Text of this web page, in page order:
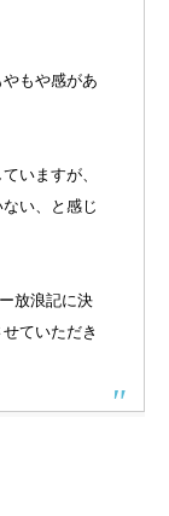
もや感があ
いますが、
い、と感じ
放浪記に決
ていただき